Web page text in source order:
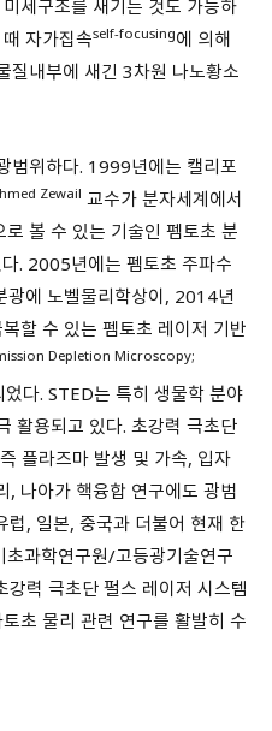
세구조를 새기는 것도 가능하
자가집속self-focusing에 의해
질내부에 새긴 3차원 나노황소
범위하다. 1999년에는 캘리포
Zewail 교수가 분자세계에서
볼 수 있는 기술인 펨토초 분
. 2005년에는 펨토초 주파수
광에 노벨물리학상이, 2014년
할 수 있는 펨토초 레이저 기반
Depletion Microscopy;
다. STED는 특히 생물학 분야
활용되고 있다. 초강력 극초단
플라즈마 발생 및 가속, 입자
, 나아가 핵융합 연구에도 광범
럽, 일본, 중국과 더불어 현재 한
과학연구원/고등광기술연구
력 극초단 펄스 레이저 시스템
초 물리 관련 연구를 활발히 수